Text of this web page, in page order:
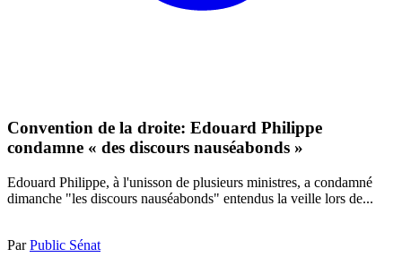
Convention de la droite: Edouard Philippe
condamne « des discours nauséabonds »
Edouard Philippe, à l'unisson de plusieurs ministres, a condamné
dimanche "les discours nauséabonds" entendus la veille lors de...
ParPublic Sénat